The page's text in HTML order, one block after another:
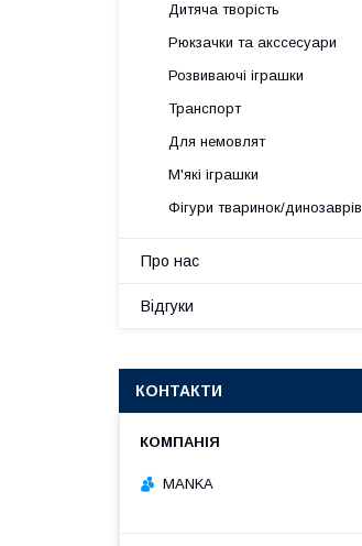
Дитяча творість
Рюкзачки та акссесуари
Розвиваючі іграшки
Транспорт
Для немовлят
М'які іграшки
Фігури тваринок/динозаврів
Про нас
Відгуки
КОНТАКТИ
MANKA